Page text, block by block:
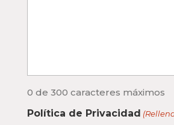
0 de 300 caracteres máximos
Política de Privacidad